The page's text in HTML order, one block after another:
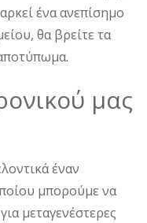
ένα ανεπίσημο
θα βρείτε τα
μας
έναν
μπορούμε να
μεταγενέστερες